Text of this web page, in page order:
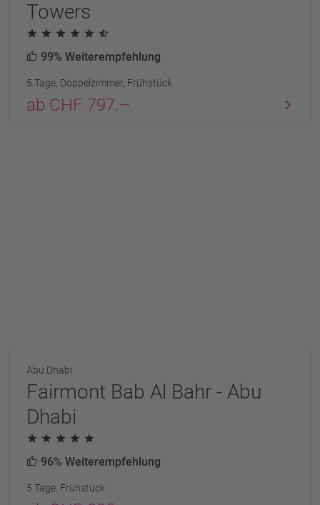
Towers
99% Weiterempfehlung
5 Tage, Doppelzimmer, Frühstück
ab CHF 797.–
Abu Dhabi
Fairmont Bab Al Bahr - Abu
Dhabi
96% Weiterempfehlung
5 Tage, Frühstück